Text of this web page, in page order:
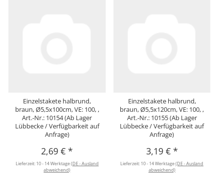
Einzelstakete halbrund,
braun, Ø5,5x100cm, VE: 100, ,
Art.-Nr.: 10154 (Ab Lager
Lübbecke / Verfügbarkeit auf
Anfrage)
2,69 €*
Lieferzeit: 10 - 14 Werktage(DE - Ausland
abweichend)
Einzelstakete halbrund,
braun, Ø5,5x120cm, VE: 100, ,
Art.-Nr.: 10155 (Ab Lager
Lübbecke / Verfügbarkeit auf
Anfrage)
3,19 € *
Lieferzeit: 10 - 14 Werktage(DE - Ausland
abweichend)